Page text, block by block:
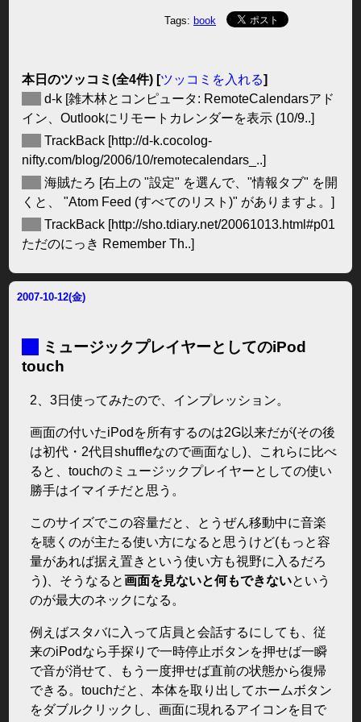
Tags: book
本日のツッコミ(全4件) [ツッコミを入れる]
d-k [雑木林とコンピュータ: RemoteCalendarsアド
イン、Outlookにリモートカレンダーを表示 (10/9..]
TrackBack [http://d-k.cocolog-
nifty.com/blog/2006/10/remotecalendars_..]
海賊たろ [右上の "設定" を選んで、"情報タブ" を開
くと、 "Atom Feed (すべてのリスト)" がありますよ。]
TrackBack [http://sho.tdiary.net/20061013.html#p01
ただのにっき Remember Th..]
2007-10-12(金)
ミュージックプレイヤーとしてのiPod
touch
2、3日使ってみたので、インプレッション。
画面の付いたiPodを所有するのは2G以来だが(その後
は初代・2代目shuffleなので画面なし)、これらに比べ
ると、touchのミュージックプレイヤーとしての使い
勝手はイマイチだと思う。
このサイズでこの容量だと、とうぜん移動中に音楽
を聴くのが主たる使い方になると思うけど(もっと容
量があれば据え置きという使い方も視野に入るだろ
う)、そうなると画面を見ないと何もできないという
のが最大のネックになる。
例えばスタバに入って店員と会話するにしても、従
来のiPodなら手探りで一時停止ボタンを押せば一瞬
で音が消せて、もう一度押せば直前の状態から復帰
できる。touchだと、本体を取り出してホームボタン
をダブルクリックし、画面に現れるアイコンを目で